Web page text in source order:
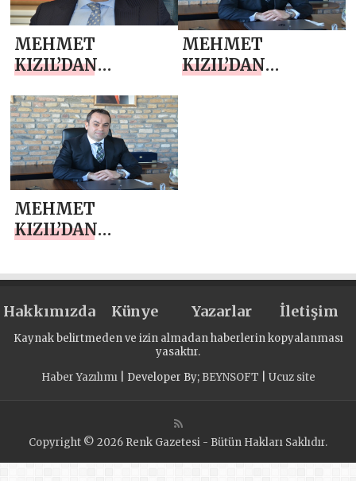
MEHMET
KIZIL’DAN
ZAFERİ MESAJI
MEHMET
KIZIL’DAN
MEHMET
KIZIL’DAN
ZAFERİ MESAJI
Hakkımızda Künye Yazarlar İletişim
Kaynak belirtmeden ve izin almadan haberlerin kopyalanması
yasaktır.
Haber Yazılımı| Developer By; BEYNSOFT Ucuz site
Copyright © 2026 Renk Gazetesi - Bütün Hakları Saklıdır.